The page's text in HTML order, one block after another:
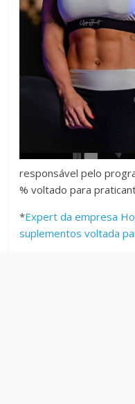
responsável pelo
% voltado para
*Expert da empresa
suplementos voltada